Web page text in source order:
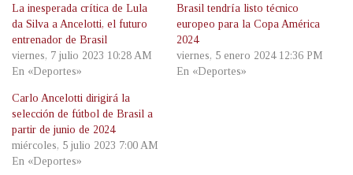
La inesperada crítica de Lula
da Silva a Ancelotti, el futuro
entrenador de Brasil
viernes, 7 julio 2023 10:28 AM
En «Deportes»
Brasil tendría listo técnico
europeo para la Copa América
2024
viernes, 5 enero 2024 12:36 PM
En «Deportes»
Carlo Ancelotti dirigirá la
selección de fútbol de Brasil a
partir de junio de 2024
miércoles, 5 julio 2023 7:00 AM
En «Deportes»